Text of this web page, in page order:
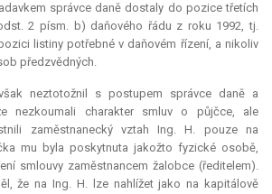
správce daně dostaly do pozice třetích
2 písm. b) daňového řádu z roku 1992, tj.
listiny potřebné v daňovém řízení, a nikoliv
předzvědných.
neztotožnil s postupem správce daně a
nezkoumali charakter smluv o půjčce, ale
zaměstnanecký vztah Ing. H. pouze na
mu byla poskytnuta jakožto fyzické osobě,
smlouvy zaměstnancem žalobce (ředitelem).
že na Ing. H. lze nahlížet jako na kapitálově